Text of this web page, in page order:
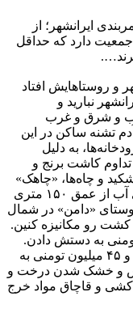
ایرانشهر؛ از
حدود ۱۵ هزار نفر جمعیت دارد که حداقل
به جان ایرانشهر و روستاهایش افتاد
نبارید و
و شرق و غرب
سیراب کردن ۲۰۰ هزار آدم تشنه ساکن در این
به دلیل
کاشت برنج و
و چاه‌ها، «چاهک»
شدند و پای پمپ برق برای مَکش قطره‌های آب از عمق ۱۵۰ متری
روستای «دامن» در شمال
کشت رو مکانیزه کنین.
صورتحساب ۵۰۰ هزار تومنی به دستش دادن.
برق صنعتی گرفت، قبض ۲۵ میلیون تومنی و ۴۵ میلیون تومنی به
و خشک شدن درخت و
و قاچاق مواد خرج